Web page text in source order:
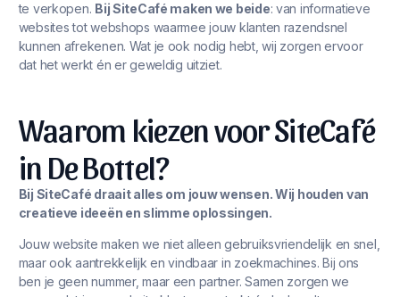
te verkopen. Bij SiteCafé maken we beide: van informatieve
websites tot webshops waarmee jouw klanten razendsnel
kunnen afrekenen. Wat je ook nodig hebt, wij zorgen ervoor
dat het werkt én er geweldig uitziet.
Waarom kiezen voor SiteCafé
in De Bottel?
Bij SiteCafé draait alles om jouw wensen. Wij houden van
creatieve ideeën en slimme oplossingen.
Jouw website maken we niet alleen gebruiksvriendelijk en snel,
maar ook aantrekkelijk en vindbaar in zoekmachines. Bij ons
ben je geen nummer, maar een partner. Samen zorgen we